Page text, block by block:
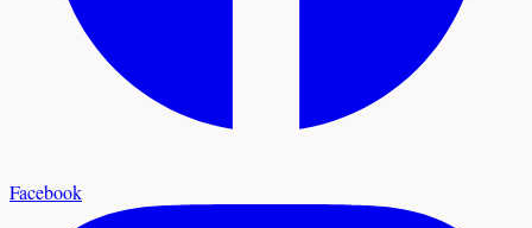
Facebook